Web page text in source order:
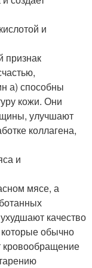
и
признак
а) способны
кожи. Они
улучшают
коллагена,
и
мясе, а
качество
обычно
кровообращение